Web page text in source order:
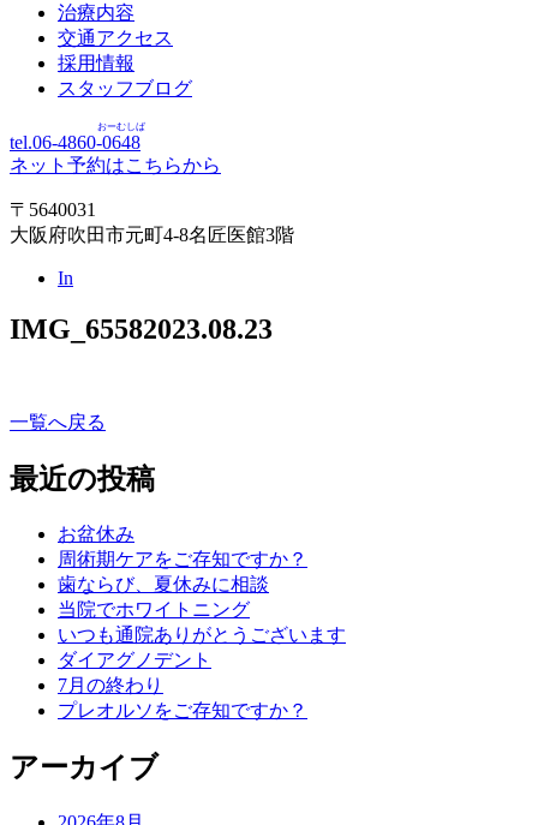
治療内容
交通アクセス
採用情報
スタッフブログ
tel.06-4860-0648
おーむしば
ネット予約はこちらから
〒5640031
大阪府吹田市元町4-8名匠医館3階
In
IMG_65582023.08.23
一覧へ戻る
最近の投稿
お盆休み
周術期ケアをご存知ですか？
歯ならび、夏休みに相談
当院でホワイトニング
いつも通院ありがとうございます
ダイアグノデント
7月の終わり
プレオルソをご存知ですか？
アーカイブ